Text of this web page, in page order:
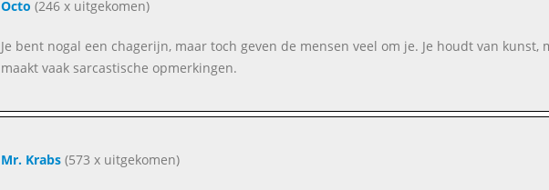
Octo (246 x uitgekomen)
Je bent nogal een chagerijn, maar toch geven de mensen veel om je. Je houdt van kunst,
maakt vaak sarcastische opmerkingen.
Mr. Krabs(573 x uitgekomen)